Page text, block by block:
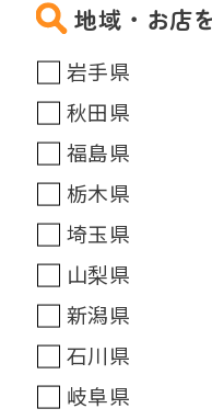
地域・お店
岩手県
秋田県
福島県
栃木県
埼玉県
山梨県
新潟県
石川県
岐阜県